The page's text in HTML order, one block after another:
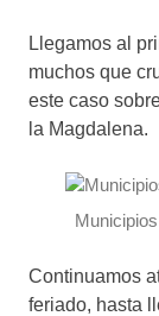
Llegamos al
muchos que
este caso
la Magdalena.
Continuamos
feriado, hasta